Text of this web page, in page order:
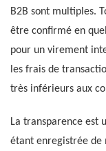
B2B sont multiples.
être confirmé en
pour un virement
les frais de
très inférieurs aux
La transparence est
étant enregistrée de